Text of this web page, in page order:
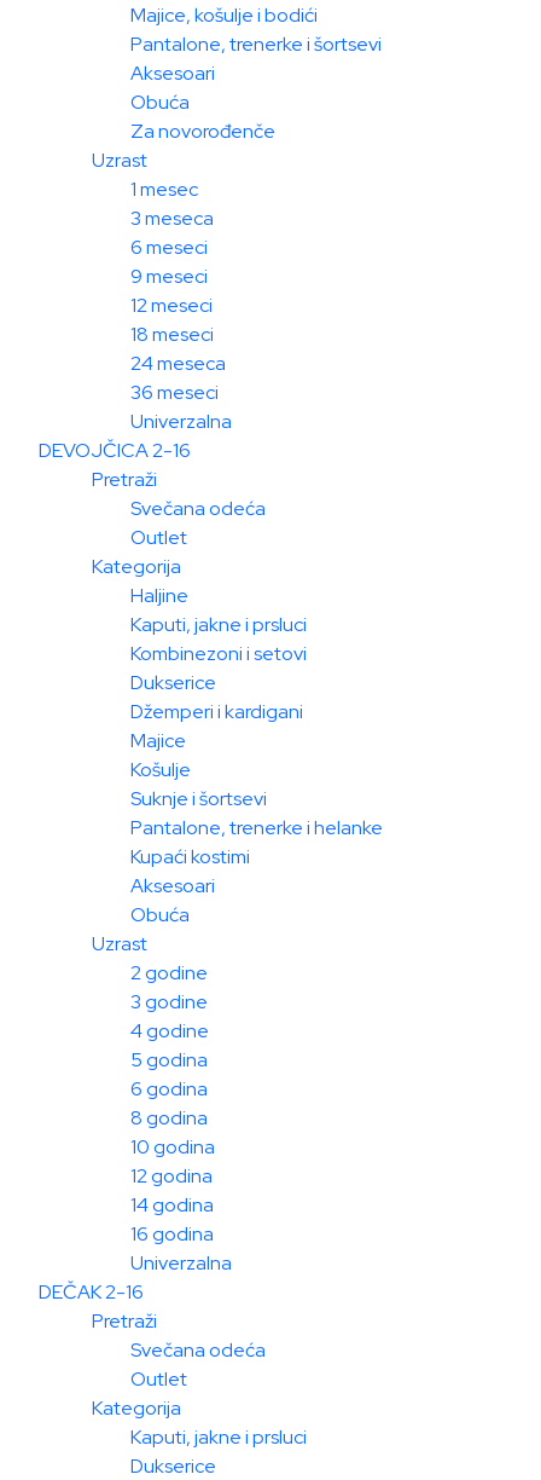
Majice, košulje i bodići
Pantalone, trenerke i šortsevi
Aksesoari
Obuća
Za novorođenče
Uzrast
1 mesec
3 meseca
6 meseci
9 meseci
12 meseci
18 meseci
24 meseca
36 meseci
Univerzalna
DEVOJČICA 2-16
Pretraži
Svečana odeća
Outlet
Kategorija
Haljine
Kaputi, jakne i prsluci
Kombinezoni i setovi
Dukserice
Džemperi i kardigani
Majice
Košulje
Suknje i šortsevi
Pantalone, trenerke i helanke
Kupaći kostimi
Aksesoari
Obuća
Uzrast
2 godine
3 godine
4 godine
5 godina
6 godina
8 godina
10 godina
12 godina
14 godina
16 godina
Univerzalna
DEČAK 2-16
Pretraži
Svečana odeća
Outlet
Kategorija
Kaputi, jakne i prsluci
Dukserice